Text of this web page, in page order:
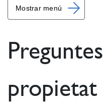
Mostrar menú
propietat